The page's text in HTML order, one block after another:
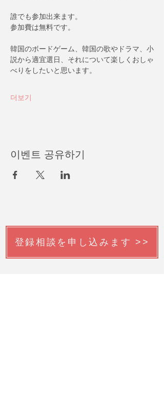
誰でも参加出来ます。
参加費は無料です。
韓国のボードゲーム、韓国の歌やドラマ、小
説から適宜選日、それについて楽しくおしゃ
べりをしたいと思います。
더보기
이벤트 공유하기
登録相談を申し込みます >>